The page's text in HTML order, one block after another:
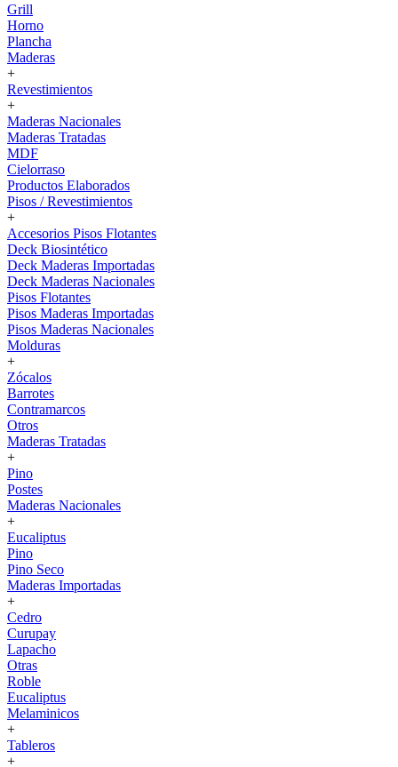
Grill
Horno
Plancha
Maderas
+
Revestimientos
+
Maderas Nacionales
Maderas Tratadas
MDF
Cielorraso
Productos Elaborados
Pisos / Revestimientos
+
Accesorios Pisos Flotantes
Deck Biosintético
Deck Maderas Importadas
Deck Maderas Nacionales
Pisos Flotantes
Pisos Maderas Importadas
Pisos Maderas Nacionales
Molduras
+
Zócalos
Barrotes
Contramarcos
Otros
Maderas Tratadas
+
Pino
Postes
Maderas Nacionales
+
Eucaliptus
Pino
Pino Seco
Maderas Importadas
+
Cedro
Curupay
Lapacho
Otras
Roble
Eucaliptus
Melaminicos
+
Tableros
+